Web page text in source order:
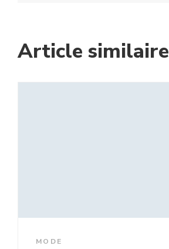
Article similaire
MODE